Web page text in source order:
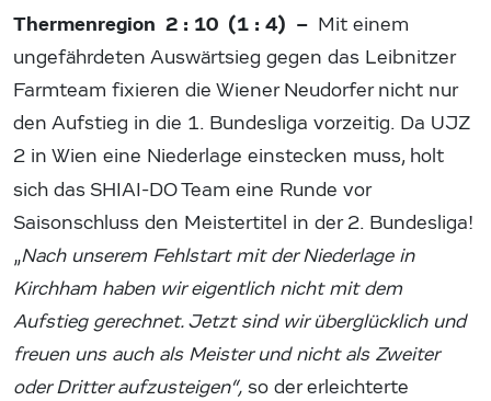
Thermenregion 2 : 10 (1 : 4) – Mit einem
ungefährdeten Auswärtsieg gegen das Leibnitzer
Farmteam fixieren die Wiener Neudorfer nicht nur
den Aufstieg in die 1. Bundesliga vorzeitig. Da UJZ
2 in Wien eine Niederlage einstecken muss, holt
sich das SHIAI-DO Team eine Runde vor
Saisonschluss den Meistertitel in der 2. Bundesliga!
„Nach unserem Fehlstart mit der Niederlage in
Kirchham haben wir eigentlich nicht mit dem
Aufstieg gerechnet. Jetzt sind wir überglücklich und
freuen uns auch als Meister und nicht als Zweiter
oder Dritter aufzusteigen“, so der erleichterte